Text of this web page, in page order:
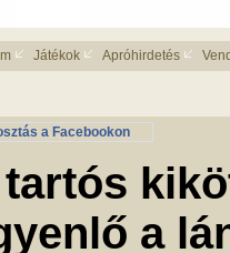
Játékok Apróhirdetés
a Facebookon
a